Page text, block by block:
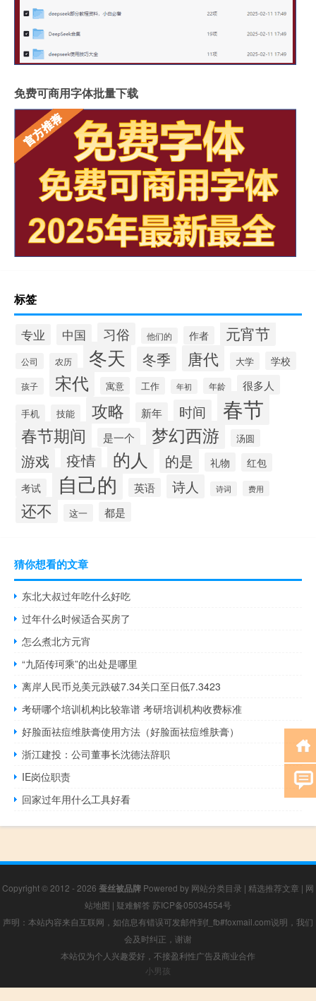
免费可商用字体批量下载
标签
专业 中国 习俗 他们的 作者 元宵节
公司 农历 冬天 冬季 唐代 大学 学校
孩子 宋代 寓意 工作 年初 年龄 很多人
手机 技能 攻略 新年 时间 春节
春节期间 是一个 梦幻西游 汤圆
游戏 疫情 的人 的是 礼物
红包
考试
自己的 英语 诗人 诗词 费用
还不 这一 都是
猜你想看的文章
东北大叔过年吃什么好吃
过年什么时候适合买房了
怎么煮北方元宵
“九陌传珂乘”的出处是哪里
离岸人民币兑美元跌破7.34关口至日低7.3423
考研哪个培训机构比较靠谱 考研培训机构收费标准
好脸面祛痘维肤膏使用方法（好脸面祛痘维肤膏）
浙江建投：公司董事长沈德法辞职
IE岗位职责
回家过年用什么工具好看
Copyright © 2012 - 2026 蚕丝被品牌 Powered by 网站分类目录 | 精选推荐文章 | 网
站地图 | 疑难解答 苏ICP备05034554号
声明：本站内容来自互联网，如信息有错误可发邮件到f_fb#foxmail.com说明，我们
会及时纠正，谢谢
本站仅为个人兴趣爱好，不接盈利性广告及商业合作
小男孩